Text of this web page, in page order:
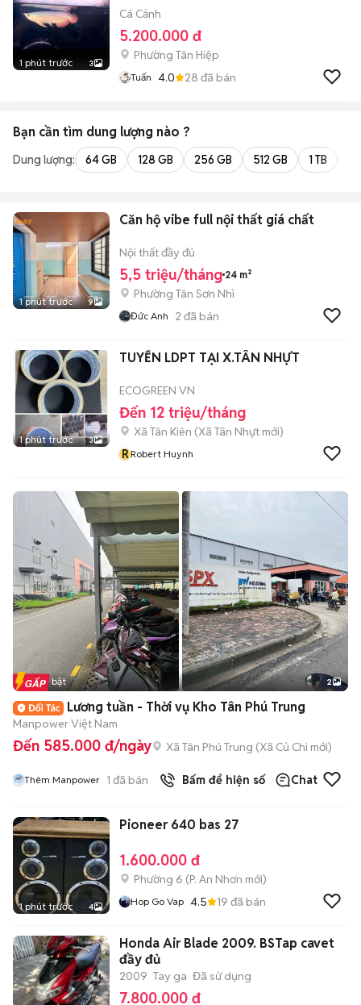
1 phút trước 3
Cá Cảnh
5.200.000 đ
Phường Tân Hiệp
Tuấn 4.0 28 đã bán
Bạn cần tìm dung lượng nào ?
Dung lượng: 64 GB 128 GB 256 GB 512 GB 1 TB
1 phút trước 9
Căn hộ vibe full nội thất giá chất
Nội thất đầy đủ
5,5 triệu/tháng 24 m²
Phường Tân Sơn Nhì
Đức Anh 2 đã bán
1 phút trước 3
TUYỂN LDPT TẠI X.TÂN NHỰT
ECOGREEN VN
Đến 12 triệu/tháng
Xã Tân Kiên (Xã Tân Nhựt mới)
RRobert Huynh
Tin nổi bật 2
Lương tuần - Thời vụ Kho Tân Phú Trung
Manpower Việt Nam
Đến 585.000 đ/ngày Xã Tân Phú Trung (Xã Củ Chi mới)
Thêm Manpower 1 đã bán Bấm để hiện số Chat
1 phút trước 4
Pioneer 640 bas 27
1.600.000 đ
Phường 6 (P. An Nhơn mới)
Hop Go Vap 4.5 19 đã bán
Honda Air Blade 2009. BSTap cavet
đầy đủ
2009 Tay ga Đã sử dụng
7.800.000 đ